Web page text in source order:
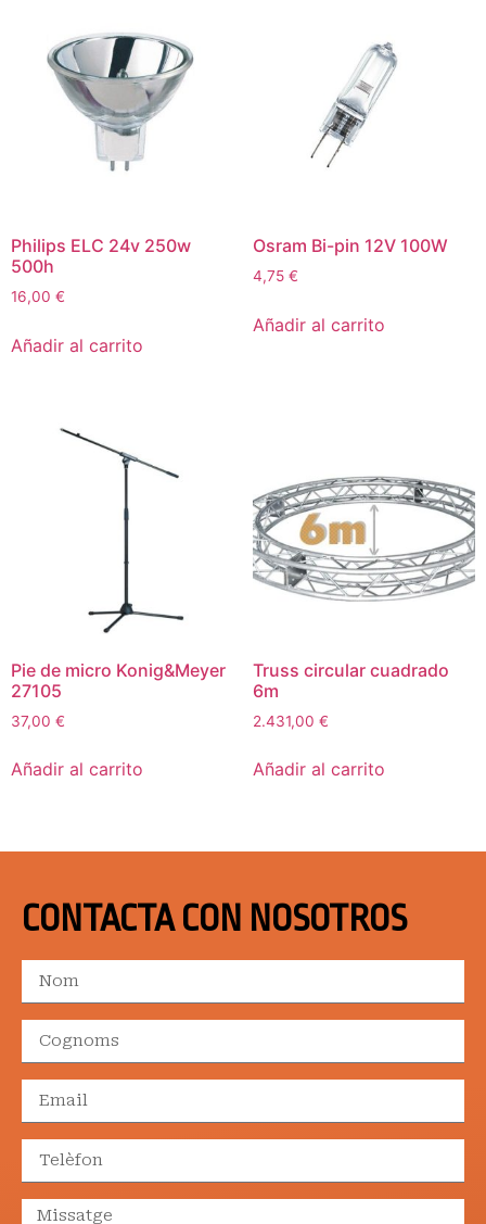
Philips ELC 24v 250w
500h
16,00 €
Añadir al carrito
Osram Bi-pin 12V 100W
4,75 €
Añadir al carrito
Pie de micro Konig&Meyer
27105
37,00 €
Añadir al carrito
Truss circular cuadrado
6m
2.431,00 €
Añadir al carrito
CONTACTA CON NOSOTROS